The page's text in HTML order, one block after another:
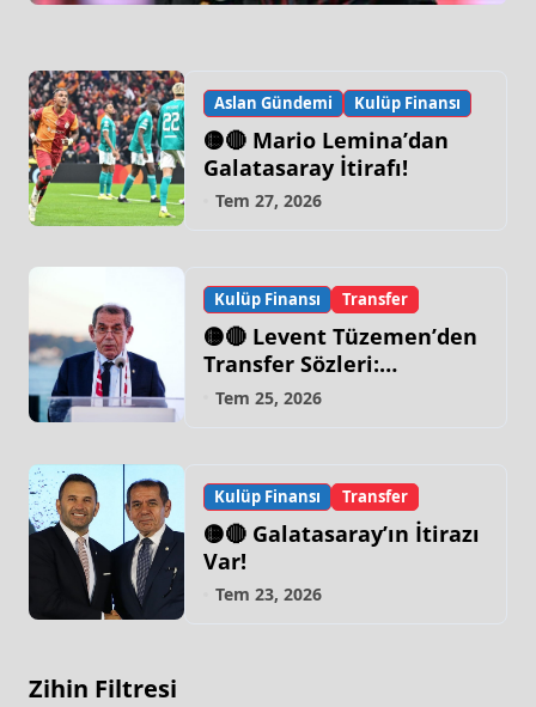
Aslan Gündemi Kulüp Finansı
🟡🔴 Mario Lemina’dan
Galatasaray İtirafı!
Tem 27, 2026
Kulüp Finansı Transfer
🟡🔴 Levent Tüzemen’den
Transfer Sözleri:
“Galatasaray’ın Zirve
Tem 25, 2026
Kulüp Finansı Transfer
🟡🔴 Galatasaray’ın İtirazı
Var!
Tem 23, 2026
Zihin Filtresi